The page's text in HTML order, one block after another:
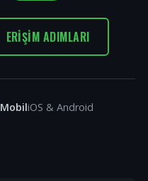
ERIŞIM ADIMLARI
MobiliOS & Android